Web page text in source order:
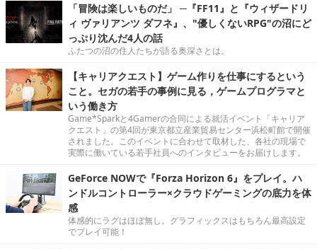
「冒険は楽しいものだ」 ─『FF11』と『ウィザードリ
ィ ヴァリアンツ ダフネ』、"優しくないRPG"の沼にど
っぷり沈んだ4人の話
ふたつの沼の住人たちが語る奥深さとは。
【キャリアクエスト】ゲーム作りを仕事にするという
こと。セガの若手の事例に見る，ゲームプログラマと
いう働き方
Game*Sparkと4Gamerの合同による就活イベント「キャリア
クエスト」の第4回が東京都立産業貿易センター浜松町館で開催
されました。このイベントに合わせて取材した、各社の現場で
実際に働いている若手社員へのインタビューをお届けします。
GeForce NOWで『Forza Horizon 6』をプレイ。ハ
ンドルコントローラー×クラウドゲーミングの底力を体
感
体感的にラグはほぼ無し。グラフィックスはもちろん最高設定
でプレイ可能！